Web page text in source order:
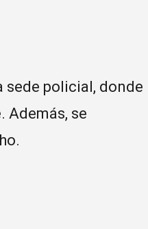
sede policial, donde
Además, se